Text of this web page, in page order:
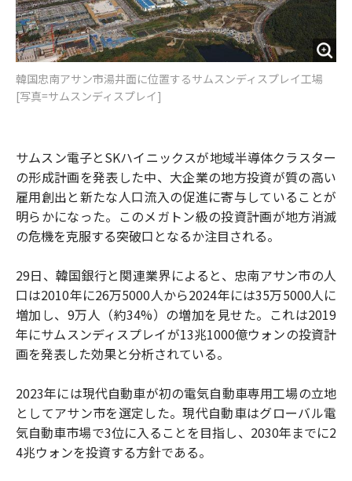
韓国忠南アサン市湯井面に位置するサムスンディスプレイ工場
[写真=サムスンディスプレイ]
サムスン電子とSKハイニックスが地域半導体クラスター
の形成計画を発表した中、大企業の地方投資が質の高い
雇用創出と新たな人口流入の促進に寄与していることが
明らかになった。このメガトン級の投資計画が地方消滅
の危機を克服する突破口となるか注目される。
29日、韓国銀行と関連業界によると、忠南アサン市の人
口は2010年に26万5000人から2024年には35万5000人に
増加し、9万人（約34%）の増加を見せた。これは2019
年にサムスンディスプレイが13兆1000億ウォンの投資計
画を発表した効果と分析されている。
2023年には現代自動車が初の電気自動車専用工場の立地
としてアサン市を選定した。現代自動車はグローバル電
気自動車市場で3位に入ることを目指し、2030年までに2
4兆ウォンを投資する方針である。